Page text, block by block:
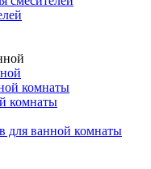
комнаты
комнаты
для ванной комнаты